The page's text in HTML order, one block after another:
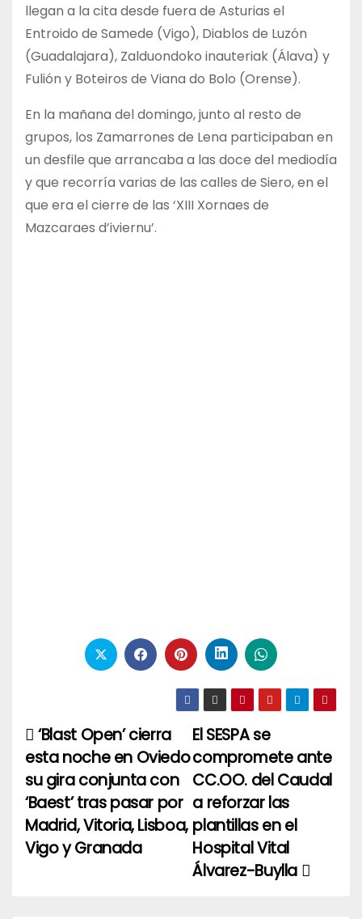
llegan a la cita desde fuera de Asturias el
Entroido de Samede (Vigo), Diablos de Luzón
(Guadalajara), Zalduondoko inauteriak (Álava) y
Fulión y Boteiros de Viana do Bolo (Orense).
En la mañana del domingo, junto al resto de
grupos, los Zamarrones de Lena participaban en
un desfile que arrancaba a las doce del mediodía
y que recorría varias de las calles de Siero, en el
que era el cierre de las ‘XIII Xornaes de
Mazcaraes d’iviernu’.
Navegación
de
entradas
El SESPA se
compromete ante
CC.OO. del Caudal
a reforzar las
plantillas en el
Hospital Vital
Álvarez-Buylla
‘Blast Open’ cierra
esta noche en Oviedo
su gira conjunta con
‘Baest’ tras pasar por
Madrid, Vitoria, Lisboa,
Vigo y Granada